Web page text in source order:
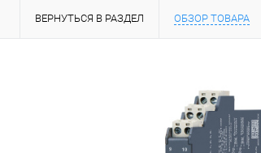
ВЕРНУТЬСЯ В РАЗДЕЛ ОБЗОР ТОВАРА